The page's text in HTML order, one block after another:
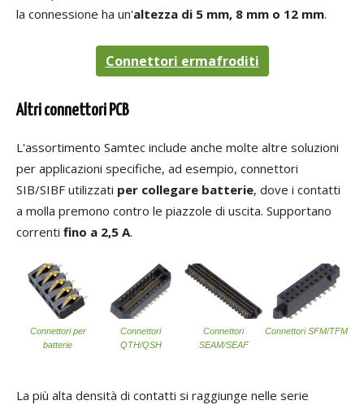
la connessione ha un'altezza di 5 mm, 8 mm o 12 mm.
Connettori ermafroditi
Altri connettori PCB
L'assortimento Samtec include anche molte altre soluzioni
per applicazioni specifiche, ad esempio, connettori
SIB/SIBF utilizzati per collegare batterie, dove i contatti
a molla premono contro le piazzole di uscita. Supportano
correnti fino a 2,5 A.
Connettori per
batterie
Connettori
QTH/QSH
Connettori
SEAM/SEAF
Connettori SFM/TFM
La più alta densità di contatti si raggiunge nelle serie